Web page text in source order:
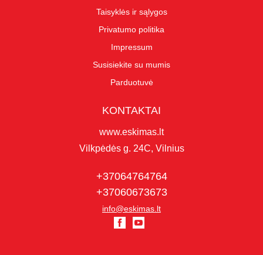
Taisyklės ir sąlygos
Privatumo politika
Impressum
Susisiekite su mumis
Parduotuvė
KONTAKTAI
www.eskimas.lt
Vilkpėdės g. 24C, Vilnius
+37064764764
+37060673673
info@eskimas.lt